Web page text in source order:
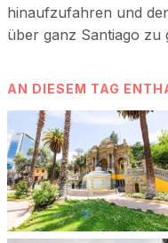
hinaufzufahren und
über ganz Santiago zu
AN DIESEM TAG